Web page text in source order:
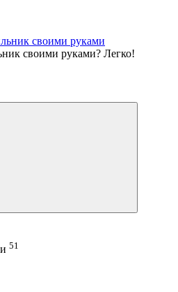
своими руками
своими руками? Легко!
51